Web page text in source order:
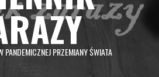
PANDEMICZNEJ PRZEMIANY ŚWIATA